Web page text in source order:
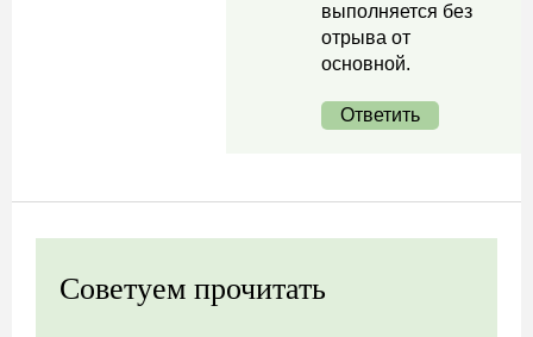
выполняется без
отрыва от
основной.
Ответить
Советуем прочитать